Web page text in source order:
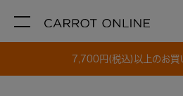
7,700円(税込)以上のお買